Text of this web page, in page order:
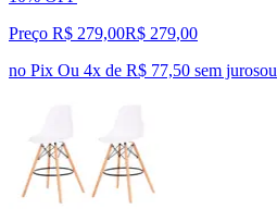
Preço R$ 279,00R$ 279,00
no Pix Ou 4x de R$ 77,50 sem jurosou